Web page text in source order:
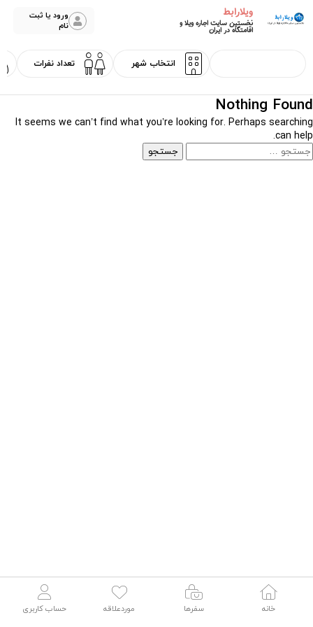
ویلارابط
نخستین سایت اجاره ویلا و
اقامتگاه در ایران
ورود یا ثبت
نام
Nothing Found
It seems we can’t find what you’re looking for. Perhaps searching
can help.
خانه سفرها موردعلاقه حساب کاربری